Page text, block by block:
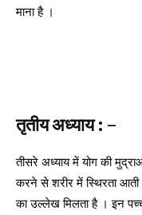
माना है ।
तृतीय अध्याय : –
तीसरे अध्याय में योग की
करने से शरीर में स्थिरता
का उल्लेख मिलता है । इन